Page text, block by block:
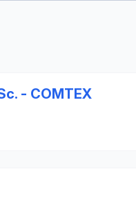
- COMTEX